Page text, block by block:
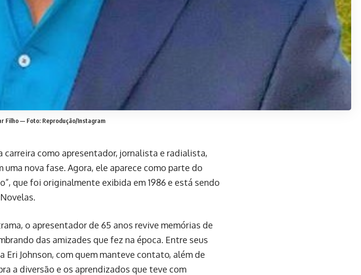
Filho — Foto: Reprodução/Instagram
carreira como apresentador, jornalista e radialista,
uma nova fase. Agora, ele aparece como parte do
que foi originalmente exibida em 1986 e está sendo
o apresentador de 65 anos revive memórias de
das amizades que fez na época. Entre seus
Eri Johnson, com quem manteve contato, além de
a diversão e os aprendizados que teve com